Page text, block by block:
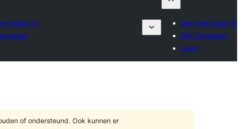
plugin in
Dien een plugin in
Mijn favorieten
Login
of ondersteund. Ook kunnen er